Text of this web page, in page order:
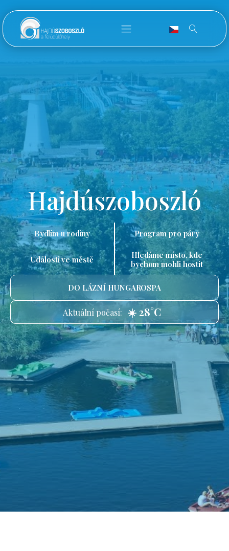
Hajdúszoboszló
Bydlím u rodiny Program pro páry
Události ve městě
Hledáme místo, kde
bychom mohli hostit
DO LÁZNÍ HUNGAROSPA
Aktuální počasí: ☀️ 28°C